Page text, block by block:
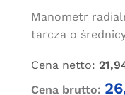
Manometr
tarcza o
Cena netto:
Cena brutto: